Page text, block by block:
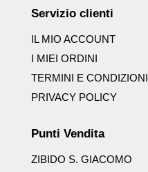
Servizio clienti
IL MIO ACCOUNT
I MIEI ORDINI
TERMINI E CONDIZIONI
PRIVACY POLICY
Punti Vendita
ZIBIDO S. GIACOMO